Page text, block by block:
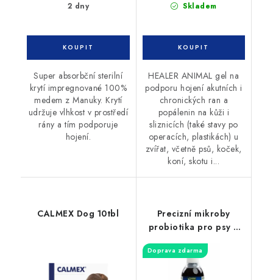
2 dny
Super absorbční sterilní
krytí impregnované 100%
medem z Manuky. Krytí
udržuje vlhkost v prostředí
rány a tím podporuje
hojení.
Skladem
HEALER ANIMAL gel na
podporu hojení akutních i
chronických ran a
popálenin na kůži i
sliznicích (také stavy po
operacích, plastikách) u
zvířat, včetně psů, koček,
koní, skotu i...
CALMEX Dog 10tbl
Precizní mikroby
probiotika pro psy a
kočky 300ml
Doprava zdarma